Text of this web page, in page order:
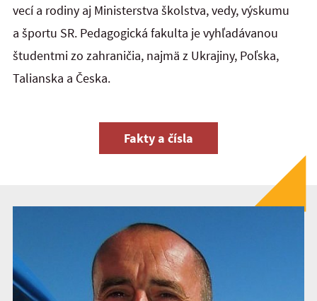
vecí a rodiny aj Ministerstva školstva, vedy, výskumu
a športu SR. Pedagogická fakulta je vyhľadávanou
študentmi zo zahraničia, najmä z Ukrajiny, Poľska,
Talianska a Česka.
Fakty a čísla